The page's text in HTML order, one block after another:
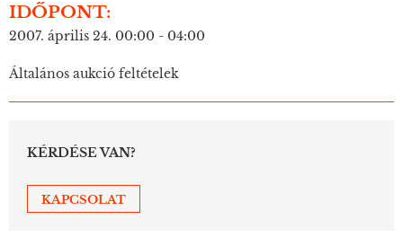
IDŐPONT:
2007. április 24. 00:00 - 04:00
Általános aukció feltételek
KÉRDÉSE VAN?
KAPCSOLAT